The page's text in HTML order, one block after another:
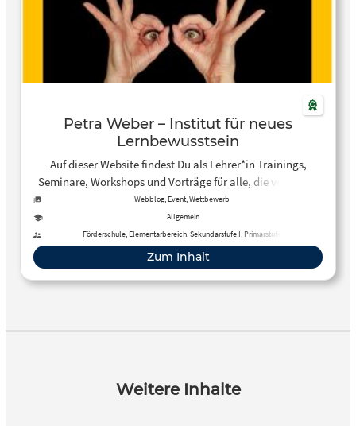
Petra Weber – Institut für neues
Lernbewusstsein
Auf dieser Website findest Du als Lehrer*in Trainings,
Seminare, Workshops und Vorträge für alle, die verstehen
wollen, was ein Lernen mit Freude und Begeisterung
braucht.
Webblog, Event, Wettbewerb
Allgemein
Förderschule, Elementarbereich, Sekundarstufe I, Primarstufe
Zum Inhalt
Weitere Inhalte